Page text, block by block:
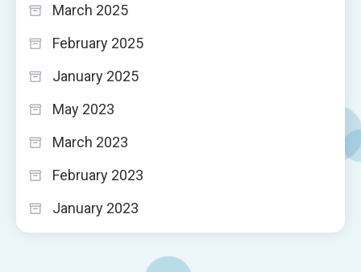
March 2025
February 2025
January 2025
May 2023
March 2023
February 2023
January 2023